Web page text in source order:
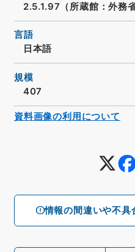
情報の間違いや不具
2.5.1.97（所蔵館：外務
言語
日本語
規模
407
資料画像の利用について